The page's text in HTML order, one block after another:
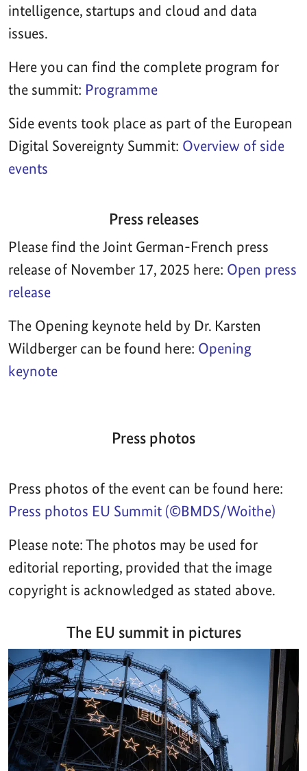
intelligence, startups and cloud and data
issues.
Here you can find the complete program for
the summit: Programme
Side events took place as part of the European
Digital Sovereignty Summit: Overview of side
events
Press releases
Please find the Joint German-French press
release of November 17, 2025 here: Open press
release
The Opening keynote held by Dr. Karsten
Wildberger can be found here: Opening
keynote
Press photos
Press photos of the event can be found here:
Press photos EU Summit (©BMDS/Woithe)
Please note: The photos may be used for
editorial reporting, provided that the image
copyright is acknowledged as stated above.
The EU summit in pictures